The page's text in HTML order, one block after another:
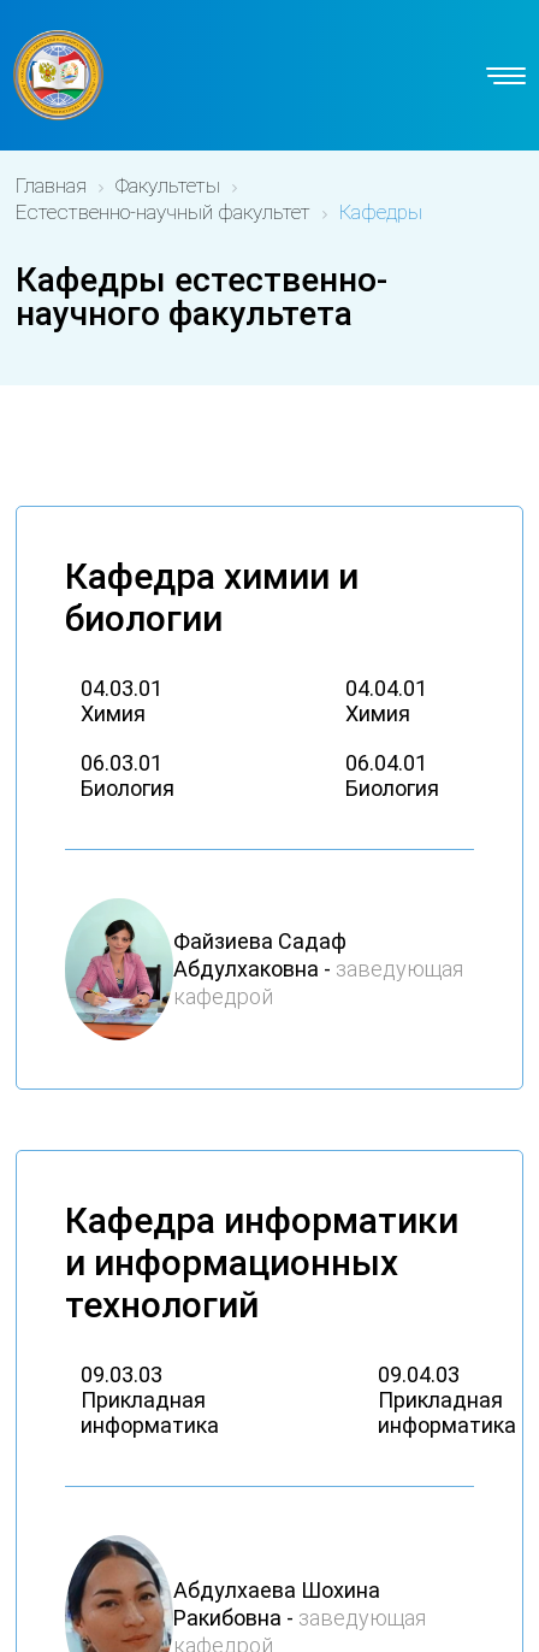
Главная
Факультеты
Естественно-научный факультет
Кафедры
Кафедры естественно-
научного факультета
Кафедра химии и
биологии
04.03.01
Химия
04.04.01
Химия
06.03.01
Биология
06.04.01
Биология
Файзиева Садаф
Абдулхаковна - заведующая
кафедрой
Кафедра информатики
и информационных
технологий
09.03.03
Прикладная
информатика
09.04.03
Прикладная
информатика
Абдулхаева Шохина
Ракибовна - заведующая
кафедрой